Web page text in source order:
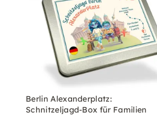
Berlin Alexanderplatz:
Schnitzeljagd-Box für Familien